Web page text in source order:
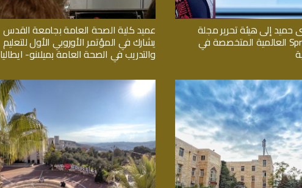
حميد إلى هيئة تحرير مجلة
Springer Nature العالمية المتخصصة في
عميد كلية الصحة العامة بجامعة القدس
يشارك في المؤتمر الأوروبي الأول للتعليم
والتدريب في الصحة العامة بميلانو- ايطاليا